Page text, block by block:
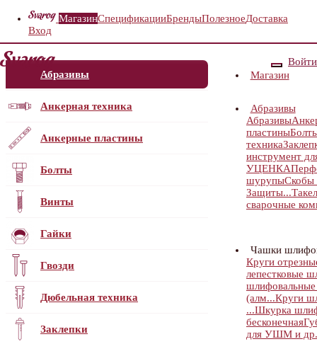
МагазинСпецификацииБрендыПолезноеДоставка
Вход
Войти
Абразивы
Анкерная техника
Анкерные пластины
Болты
Винты
Гайки
Гвозди
Дюбельная техника
Заклепки
Магазин
Абразивы
Абразивы
пластины
техника
инструмент
УЦЕНКА
шурупыСкобы
Защиты...
сварочные
Чашки
Круги
лепестковые
шлифовальные
(алм...Круги
...Шкурка
бесконечная
для УШМ и